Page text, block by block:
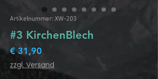
Artikelnummer: XW-203
#3 KirchenBlech
€ 31,90
zzgl. Versand